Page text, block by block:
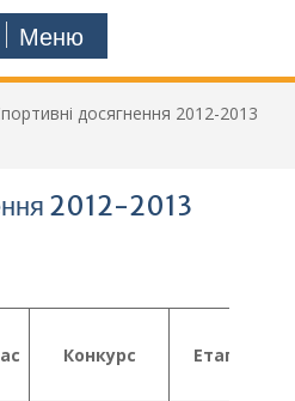
Меню
досягнення 2012-2013
2012-2013
Конкурс Етап